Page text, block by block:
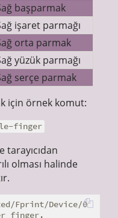
başparmak
işaret parmağı
orta parmak
yüzük parmağı
serçe parmak
için örnek komut:
finger
tarayıcıdan
olması halinde
Fprint/Device/0
finger.